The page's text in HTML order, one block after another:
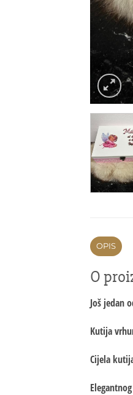
OPIS
O
Još jedan
Kutija
Cijela